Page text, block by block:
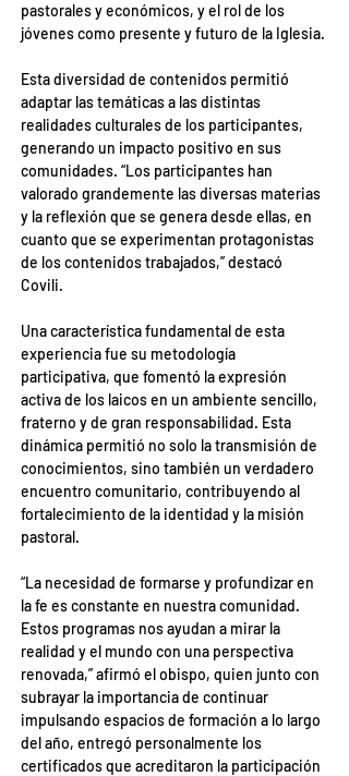
pastorales y económicos, y el rol de los
jóvenes como presente y futuro de la Iglesia.
Esta diversidad de contenidos permitió
adaptar las temáticas a las distintas
realidades culturales de los participantes,
generando un impacto positivo en sus
comunidades. “Los participantes han
valorado grandemente las diversas materias
y la reflexión que se genera desde ellas, en
cuanto que se experimentan protagonistas
de los contenidos trabajados,” destacó
Covili.
Una característica fundamental de esta
experiencia fue su metodología
participativa, que fomentó la expresión
activa de los laicos en un ambiente sencillo,
fraterno y de gran responsabilidad. Esta
dinámica permitió no solo la transmisión de
conocimientos, sino también un verdadero
encuentro comunitario, contribuyendo al
fortalecimiento de la identidad y la misión
pastoral.
“La necesidad de formarse y profundizar en
la fe es constante en nuestra comunidad.
Estos programas nos ayudan a mirar la
realidad y el mundo con una perspectiva
renovada,” afirmó el obispo, quien junto con
subrayar la importancia de continuar
impulsando espacios de formación a lo largo
del año, entregó personalmente los
certificados que acreditaron la participación